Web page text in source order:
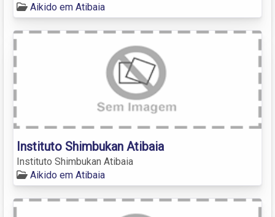
Aikido em Atibaia
Instituto Shimbukan Atibaia
Instituto Shimbukan Atibaia
Aikido em Atibaia